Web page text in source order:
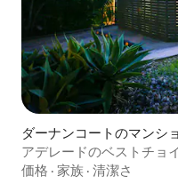
ダーナンコートのマンシ
アデレードのベストチョ
価格 · 家族 · 清潔さ